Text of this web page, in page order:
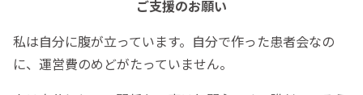
ご支援のお願い
私は自分に腹が立っています。自分で作った患者会なの
に、運営費のめどがたっていません。